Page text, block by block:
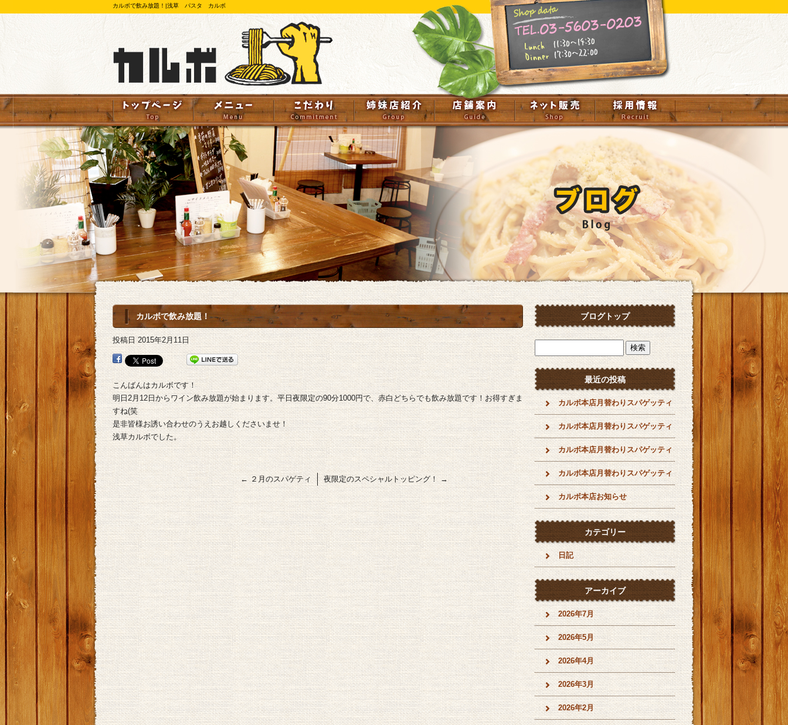
カルボで飲み放題！|浅草 パスタ カルボ
カルボで飲み放題！
投稿日 2015年2月11日
こんばんはカルボです！
明日2月12日からワイン飲み放題が始まります。平日夜限定の90分1000円で、赤白どちらでも飲み放題です！お得すぎま
すね(笑
是非皆様お誘い合わせのうえお越しくださいませ！
浅草カルボでした。
←２月のスパゲティ 夜限定のスペシャルトッピング！→
ブログトップ
最近の投稿
カルボ本店月替わりスパゲッティ
カルボ本店月替わりスパゲッティ
カルボ本店月替わりスパゲッティ
カルボ本店月替わりスパゲッティ
カルボ本店お知らせ
カテゴリー
日記
アーカイブ
2026年7月
2026年5月
2026年4月
2026年3月
2026年2月